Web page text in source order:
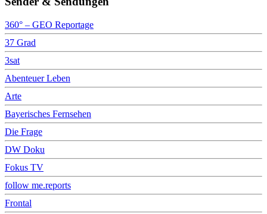
360° – GEO Reportage
37 Grad
3sat
Abenteuer Leben
Arte
Bayerisches Fernsehen
Die Frage
DW Doku
Fokus TV
follow me.reports
Frontal